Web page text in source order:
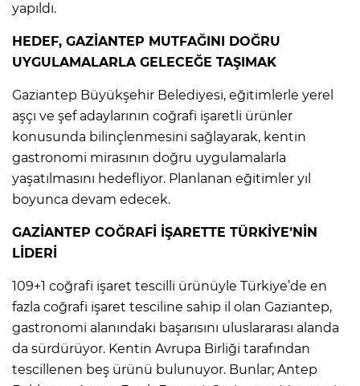
yapıldı.
HEDEF, GAZİANTEP MUTFAĞINI DOĞRU
UYGULAMALARLA GELECEĞE TAŞIMAK
Gaziantep Büyükşehir Belediyesi, eğitimlerle yerel
aşçı ve şef adaylarının coğrafi işaretli ürünler
konusunda bilinçlenmesini sağlayarak, kentin
gastronomi mirasının doğru uygulamalarla
yaşatılmasını hedefliyor. Planlanan eğitimler yıl
boyunca devam edecek.
GAZİANTEP COĞRAFİ İŞARETTE TÜRKİYE’NİN
LİDERİ
109+1 coğrafi işaret tescilli ürünüyle Türkiye’de en
fazla coğrafi işaret tesciline sahip il olan Gaziantep,
gastronomi alanındaki başarısını uluslararası alanda
da sürdürüyor. Kentin Avrupa Birliği tarafından
tescillenen beş ürünü bulunuyor. Bunlar; Antep